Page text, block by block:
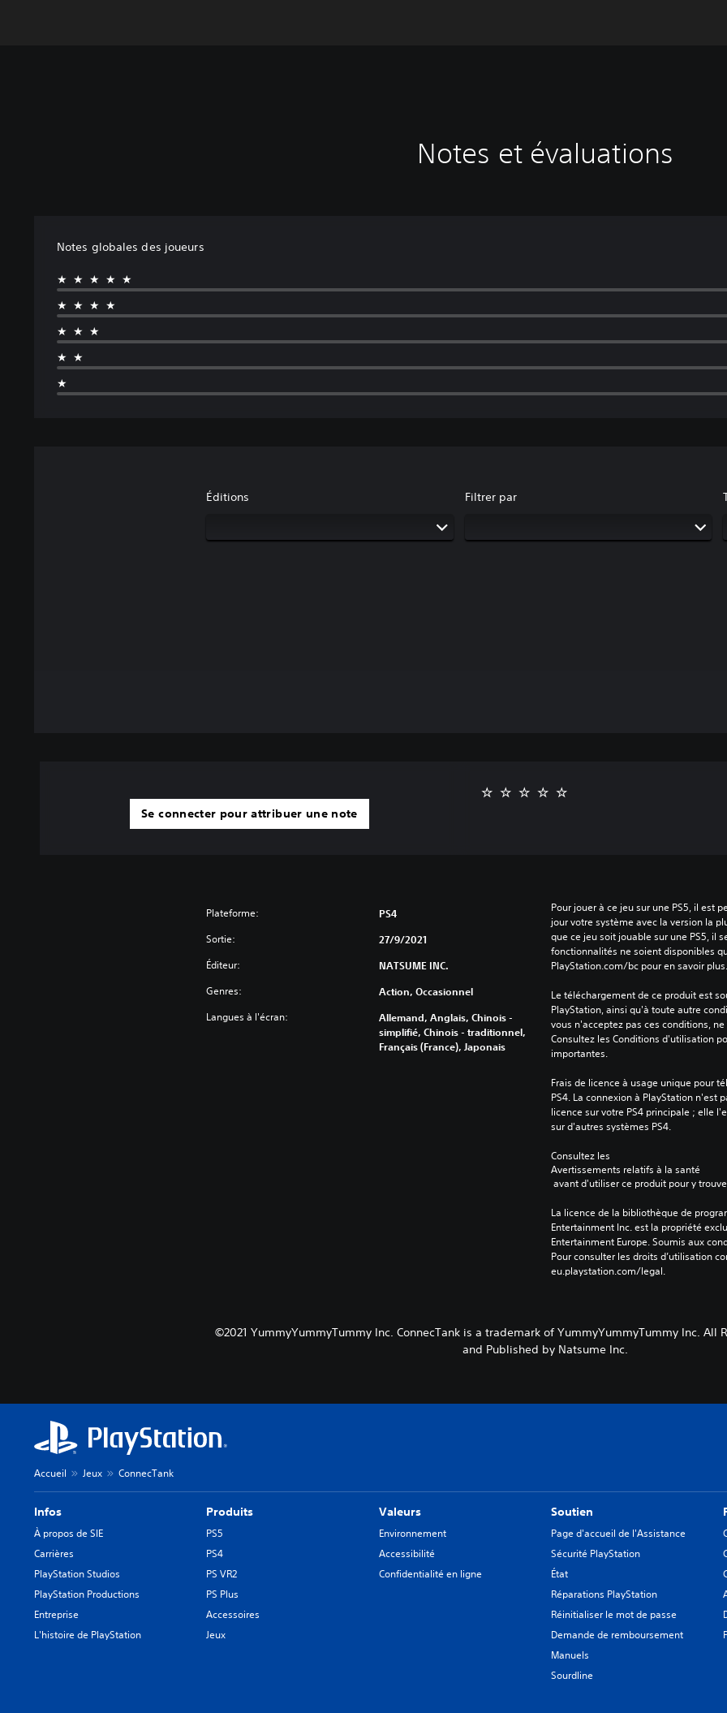
Notes et évaluations
Notes globales des joueurs
★★★★★
★★★★
★★★
★★
★
Éditions Filtrer par
Se connecter pour attribuer une note
Plateforme: PS4
Sortie: 27/9/2021
Éditeur: NATSUME INC.
Genres: Action, Occasionnel
Langues à l'écran:
Allemand, Anglais, Chinois -
simplifié, Chinois - traditionnel,
Français (France), Japonais
Pour jouer à ce jeu sur une PS5, il est
jour votre système avec la version la
que ce jeu soit jouable sur une PS5, il
fonctionnalités ne soient disponibles
PlayStation.com/bc pour en savoir plus.
Le téléchargement de ce produit est
PlayStation, ainsi qu'à toute autre
vous n'acceptez pas ces conditions,
Consultez les Conditions d'utilisation
importantes.
Frais de licence à usage unique pour
PS4. La connexion à PlayStation n'est
licence sur votre PS4 principale ; elle
sur d'autres systèmes PS4.
Consultez les
Avertissements relatifs à la santé
avant d'utiliser ce produit pour y
La licence de la bibliothèque de
Entertainment Inc. est la propriété
Entertainment Europe. Soumis aux
Pour consulter les droits d’utilisation
eu.playstation.com/legal.
©2021 YummyYummyTummy Inc. ConnecTank is a trademark of YummyYummyTummy Inc. All
and Published by Natsume Inc.
Accueil Jeux ConnecTank
Infos
À propos de SIE
Carrières
PlayStation Studios
PlayStation Productions
Entreprise
L'histoire de PlayStation
Produits
PS5
PS4
PS VR2
PS Plus
Accessoires
Jeux
Valeurs
Environnement
Accessibilité
Confidentialité en ligne
Soutien
Page d'accueil de l'Assistance
Sécurité PlayStation
État
Réparations PlayStation
Réinitialiser le mot de passe
Demande de remboursement
Manuels
Sourdline